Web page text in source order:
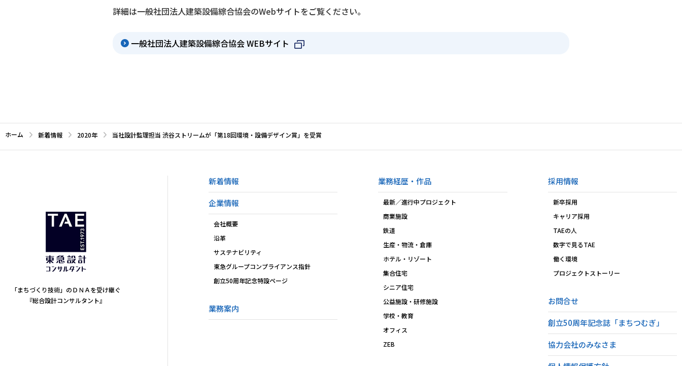
詳細は一般社団法人建築設備綜合協会のWebサイトをご覧ください。
一般社団法人建築設備綜合協会 WEBサイト
ホーム 新着情報 2020年 当社設計監理担当 渋谷ストリームが「第18回環境・設備デザイン賞」を受賞
「まちづくり技術」のＤＮＡを受け継ぐ
『総合設計コンサルタント』
新着情報
企業情報
会社概要
沿革
サステナビリティ
東急グループコンプライアンス指針
創立50周年記念特設ページ
業務案内
業務経歴・作品
最新／進行中プロジェクト
商業施設
鉄道
生産・物流・倉庫
ホテル・リゾート
集合住宅
シニア住宅
公益施設・研修施設
学校・教育
オフィス
ZEB
採用情報
新卒採用
キャリア採用
TAEの人
数字で見るTAE
働く環境
プロジェクトストーリー
お問合せ
創立50周年記念誌「まちつむぎ」
協力会社のみなさま